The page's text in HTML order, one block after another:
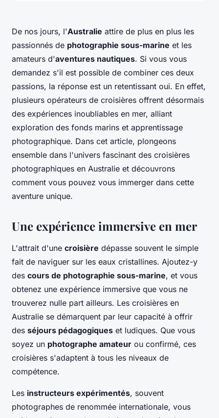
De nos jours, l'Australie attire de plus en plus les
passionnés de photographie sous-marine et les
amateurs d'aventures nautiques. Si vous vous
demandez s'il est possible de combiner ces deux
passions, la réponse est un retentissant oui. En effet,
plusieurs opérateurs de croisières offrent désormais
des expériences inoubliables en mer, alliant
exploration des fonds marins et apprentissage
photographique. Dans cet article, plongeons
ensemble dans l'univers fascinant des croisières
photographiques en Australie et découvrons
comment vous pouvez vous immerger dans cette
aventure unique.
Une expérience immersive en mer
L'attrait d'une croisière dépasse souvent le simple
fait de naviguer sur les eaux cristallines. Ajoutez-y
des cours de photographie sous-marine, et vous
obtenez une expérience immersive que vous ne
trouverez nulle part ailleurs. Les croisières en
Australie se démarquent par leur capacité à offrir
des séjours pédagogiques et ludiques. Que vous
soyez un photographe amateur ou confirmé, ces
croisières s'adaptent à tous les niveaux de
compétence.
Les instructeurs expérimentés, souvent
photographes de renommée internationale, vous